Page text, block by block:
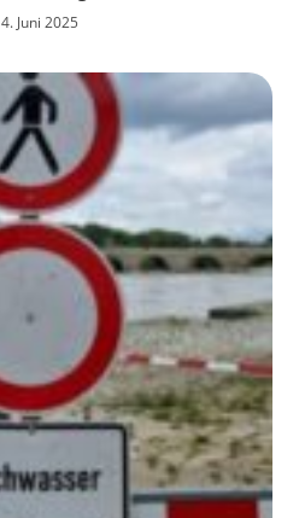
4. Juni 2025